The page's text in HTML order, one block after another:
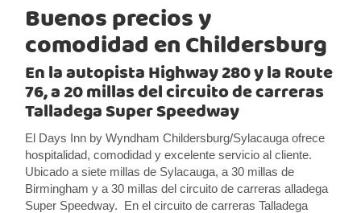
Buenos precios y
comodidad en Childersburg
En la autopista Highway 280 y la Route
76, a 20 millas del circuito de carreras
Talladega Super Speedway
El Days Inn by Wyndham Childersburg/Sylacauga ofrece
hospitalidad, comodidad y excelente servicio al cliente.
Ubicado a siete millas de Sylacauga, a 30 millas de
Birmingham y a 30 millas del circuito de carreras alladega
Super Speedway. En el circuito de carreras Talladega